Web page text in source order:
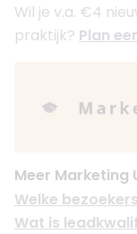
Wil je v.a. €4
praktijk? Plan
Meer Marketing
Welke
Wat is